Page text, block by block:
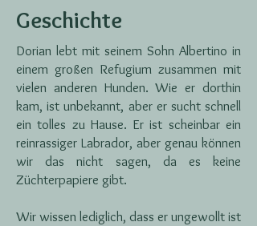
Geschichte
Dorian lebt mit seinem Sohn Albertino in
einem großen Refugium zusammen mit
vielen anderen Hunden. Wie er dorthin
kam, ist unbekannt, aber er sucht schnell
ein tolles zu Hause. Er ist scheinbar ein
reinrassiger Labrador, aber genau können
wir das nicht sagen, da es keine
Züchterpapiere gibt.
Wir wissen lediglich, dass er ungewollt ist